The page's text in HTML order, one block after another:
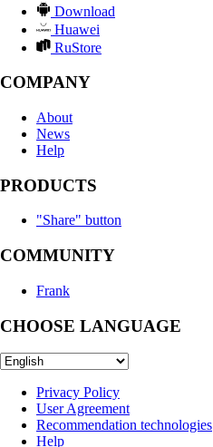
Download
Huawei
RuStore
COMPANY
About
News
Help
PRODUCTS
"Share" button
COMMUNITY
Frank
CHOOSE LANGUAGE
Privacy Policy
User Agreement
Recommendation technologies
Help